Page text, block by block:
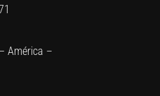
América –